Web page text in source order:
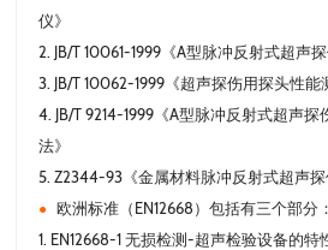
仪》
2. JB/T 10061-1999《A型脉冲反射式超声
3. JB/T 10062-1999《超声探伤用探头性能
4. JB/T 9214-1999《A型脉冲反射式超声
法》
5. Z2344-93《金属材料脉冲反射式超声探
● 欧洲标准（EN12668）包括有三个部分：
1. EN12668-1 无损检测-超声检验设备的